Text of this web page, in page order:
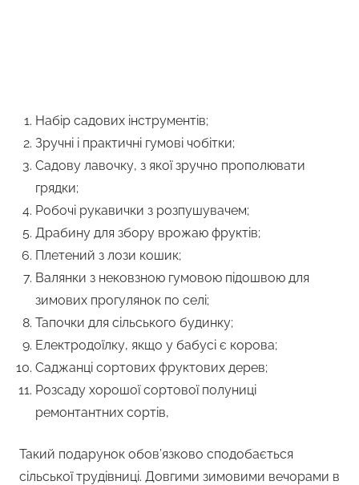
Набір садових інструментів;
Зручні і практичні гумові чобітки;
Садову лавочку, з якої зручно прополювати
грядки;
Робочі рукавички з розпушувачем;
Драбину для збору врожаю фруктів;
Плетений з лози кошик;
Валянки з нековзною гумовою підошвою для
зимових прогулянок по селі;
Тапочки для сільського будинку;
Електродоїлку, якщо у бабусі є корова;
Саджанці сортових фруктових дерев;
Розсаду хорошої сортової полуниці
ремонтантних сортів,
Такий подарунок обов’язково сподобається
сільської трудівниці. Довгими зимовими вечорами в